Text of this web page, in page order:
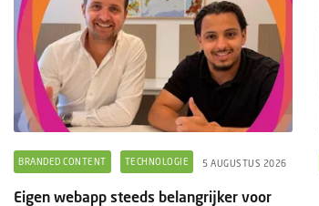
BRANDED CONTENT TECHNOLOGIE 5 AUGUSTUS 2026
Eigen webapp steeds belangrijker voor